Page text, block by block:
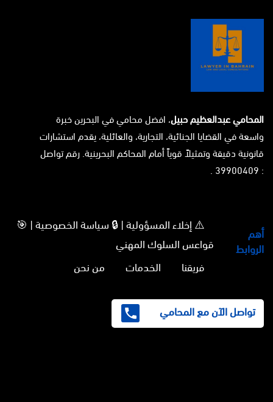
المحامي عبدالعظيم حبيل، افضل محامي في البحرين خبرة
واسعة في القضايا الجنائية، التجارية، والعائلية، يقدم استشارات
قانونية دقيقة وتمثيلاً قوياً أمام المحاكم البحرينية. رقم تواصل
: 39900409 .
أهم
الروابط
⚠️ إخلاء المسؤولية | 🔒 سياسة الخصوصية | 🎯
قواعس السلوك المهني
فريقنا
الخدمات من نحن
تواصل الآن مع المحامي